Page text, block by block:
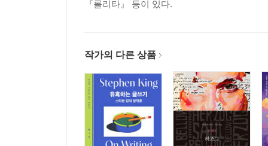
『롤리타』 등이 있다.
작가의 다른 상품